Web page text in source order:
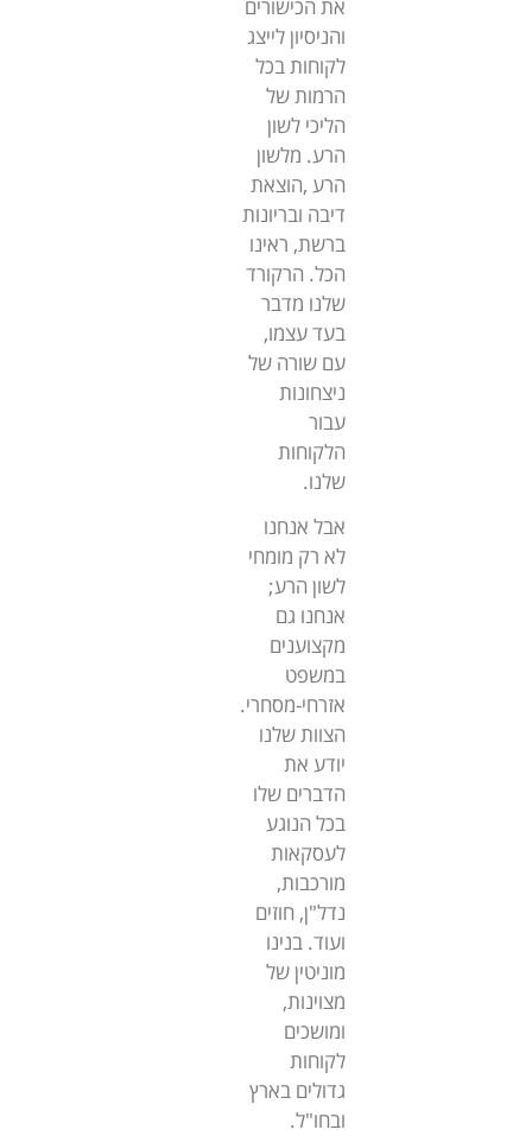
את הכישורים
והניסיון לייצג
לקוחות בכל
הרמות של
הליכי לשון
הרע. מלשון
הרע ,הוצאת
דיבה ובריונות
ברשת, ראינו
הכל. הרקורד
שלנו מדבר
בעד עצמו,
עם שורה של
ניצחונות
עבור
הלקוחות
שלנו.
אבל אנחנו
לא רק מומחי
לשון הרע;
אנחנו גם
מקצוענים
במשפט
אזרחי-מסחרי.
הצוות שלנו
יודע את
הדברים שלו
בכל הנוגע
לעסקאות
מורכבות,
נדל"ן, חוזים
ועוד. בנינו
מוניטין של
מצוינות,
ומושכים
לקוחות
גדולים בארץ
ובחו"ל.